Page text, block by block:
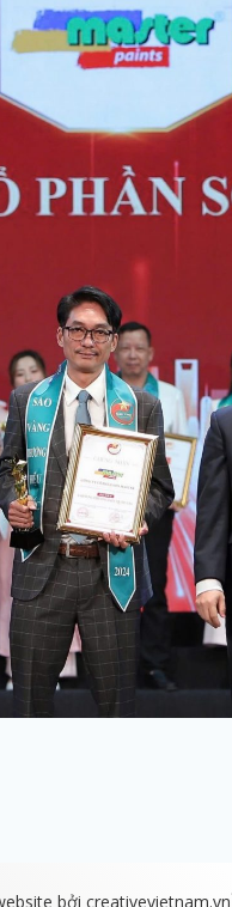
bởi creativevietnam.vn